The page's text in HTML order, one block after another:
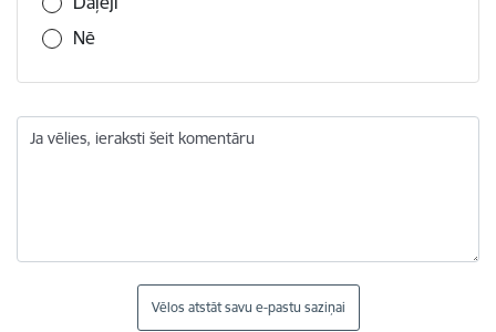
Nē
Ja vēlies, ieraksti šeit komentāru
Vēlos atstāt savu e-pastu saziņai